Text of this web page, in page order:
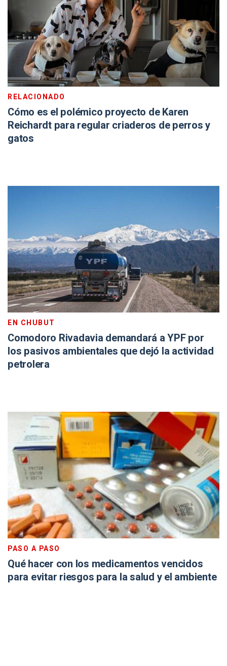
RELACIONADO
Cómo es el polémico proyecto de Karen
Reichardt para regular criaderos de perros y
gatos
EN CHUBUT
Comodoro Rivadavia demandará a YPF por
los pasivos ambientales que dejó la actividad
petrolera
PASO A PASO
Qué hacer con los medicamentos vencidos
para evitar riesgos para la salud y el ambiente